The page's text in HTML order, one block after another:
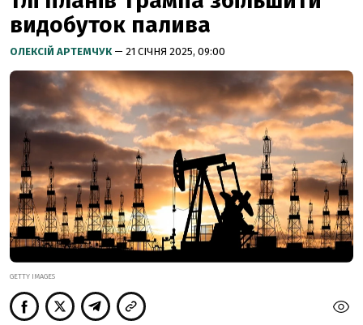
видобуток палива
ОЛЕКСІЙ АРТЕМЧУК — 21 СІЧНЯ 2025, 09:00
GETTY IMAGES